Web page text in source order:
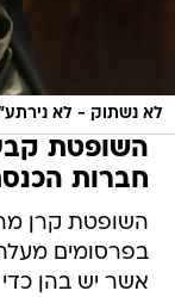
לא נשתוק - לא
השופטת
חברות
השופטת קרן
בפרסומים
אשר יש בהן